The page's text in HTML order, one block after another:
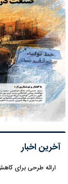
آخرین اخبار
ارائه طرحی برای